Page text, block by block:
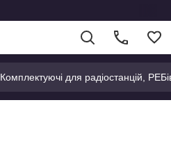
Комплектуючі для радіостанцій,